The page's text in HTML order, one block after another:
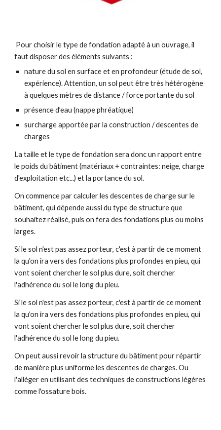
Pour choisir le type de fondation adapté à un ouvrage, il
faut disposer des éléments suivants :
nature du sol en surface et en profondeur (étude de sol,
expérience). Attention, un sol peut être très hétérogène
à quelques mètres de distance / force portante du sol
présence d’eau (nappe phréatique)
surcharge apportée par la construction / descentes de
charges
La taille et le type de fondation sera donc un rapport entre
le poids du bâtiment (matériaux + contraintes: neige, charge
d'exploitation etc...) et la portance du sol.
On commence par calculer les descentes de charge sur le
bâtiment, qui dépende aussi du type de structure que
souhaitez réalisé, puis on fera des fondations plus ou moins
larges.
Si le sol n'est pas assez porteur, c'est à partir de ce moment
la qu'on ira vers des fondations plus profondes en pieu, qui
vont soient chercher le sol plus dure, soit chercher
l'adhérence du sol le long du pieu.
Si le sol n'est pas assez porteur, c'est à partir de ce moment
la qu'on ira vers des fondations plus profondes en pieu, qui
vont soient chercher le sol plus dure, soit chercher
l'adhérence du sol le long du pieu.
On peut aussi revoir la structure du bâtiment pour répartir
de manière plus uniforme les descentes de charges. Ou
l'alléger en utilisant des techniques de constructions légères
comme l'ossature bois.